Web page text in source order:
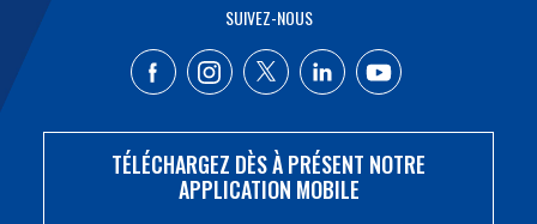
SUIVEZ-NOUS
TÉLÉCHARGEZ DÈS À PRÉSENT NOTRE
APPLICATION MOBILE